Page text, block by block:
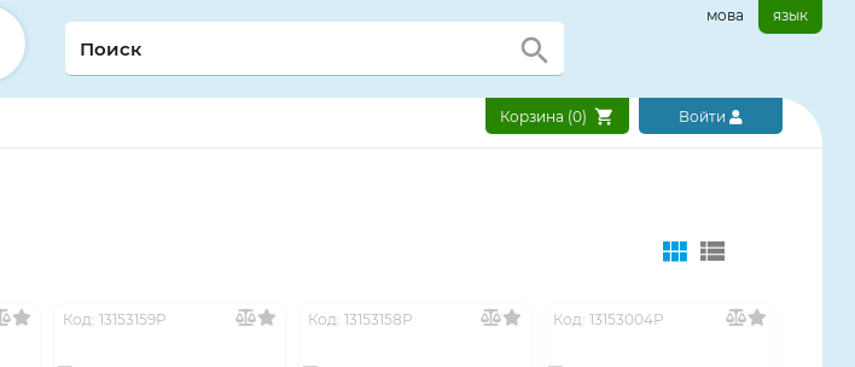
мова язык
Корзина (0) Войти
Код: 13153159Р Код: 13153158Р Код: 13153004Р